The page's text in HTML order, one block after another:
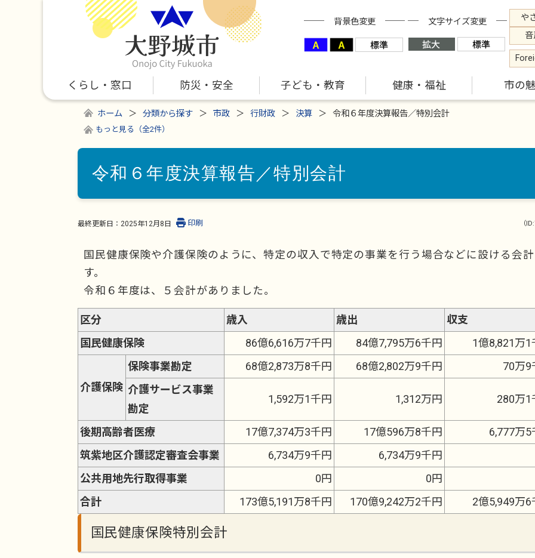
背景色変更 文字サイズ変更
や
くらし・窓口 防災・安全 子ども・教育 健康・福祉 市の
ホーム 分類から探す 市政 行財政 決算 令和６年度決算報告／特別会計
もっと見る（全2件）
令和６年度決算報告／特別会計
最終更新日： 2025年12月8日 （
印刷
国民健康保険や介護保険のように、特定の収入で特定の事業を行う場合などに設ける会
す。
令和６年度は、５会計がありました。
区分 歳入 歳出
収支
国民健康保険
86億6,616万7千円 84億7,795万6千円 1億8,821万1
介護保険
保険事業勘定 68億2,873万8千円 68億2,802万9千円
70万9
介護サービス事業
勘定
1,592万1千円 1,312万円 280万1
後期高齢者医療 17億7,374万3千円 17億596万8千円
6,777万5
筑紫地区介護認定審査会事業
6,734万9千円
6,734万9千円
公共用地先行取得事業
0円
0円
合計
173億5,191万8千円 170億9,242万2千円 2億5,949万6
国民健康保険特別会計